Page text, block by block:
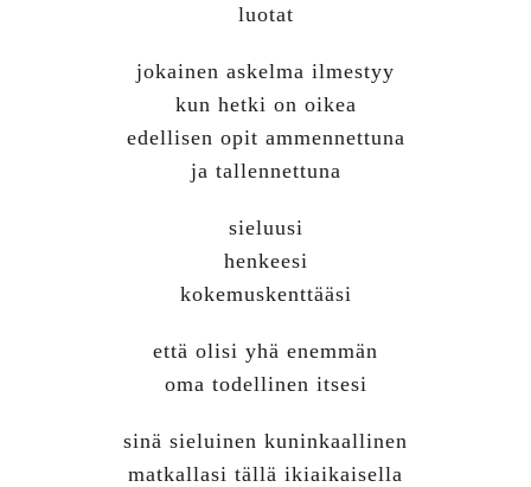
luotat
jokainen askelma ilmestyy
kun hetki on oikea
edellisen opit ammennettuna
ja tallennettuna
sieluusi
henkeesi
kokemuskenttääsi
että olisi yhä enemmän
oma todellinen itsesi
sinä sieluinen kuninkaallinen
matkallasi tällä ikiaikaisella